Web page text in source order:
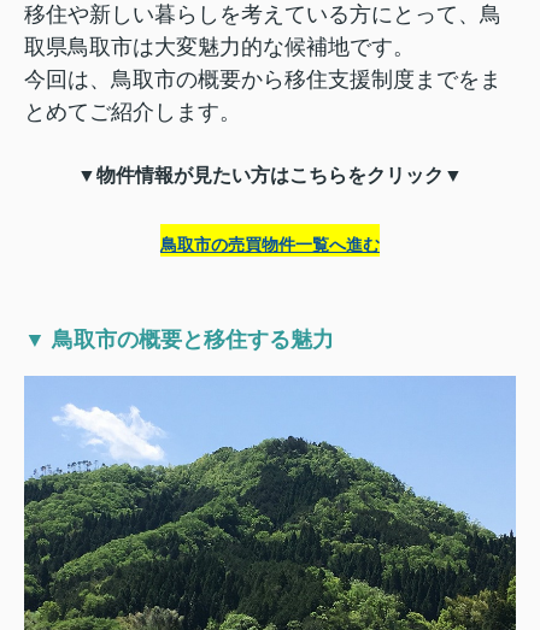
移住や新しい暮らしを考えている方にとって、鳥
取県鳥取市は大変魅力的な候補地です。
今回は、鳥取市の概要から移住支援制度までをま
とめてご紹介します。
▼物件情報が見たい方はこちらをクリック▼
鳥取市の売買物件一覧へ進む
▼ 鳥取市の概要と移住する魅力